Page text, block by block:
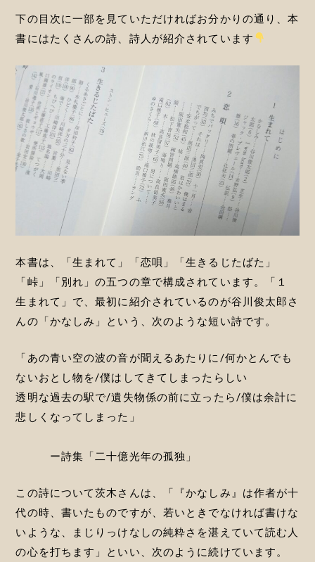
下の目次に一部を見ていただければお分かりの通り、本
書にはたくさんの詩、詩人が紹介されています
本書は、「生まれて」「恋唄」「生きるじたばた」
「峠」「別れ」の五つの章で構成されています。「１
生まれて」で、最初に紹介されているのが谷川俊太郎さ
んの「かなしみ」という、次のような短い詩です。
「あの青い空の波の音が聞えるあたりに/何かとんでも
ないおとし物を/僕はしてきてしまったらしい
透明な過去の駅で/遺失物係の前に立ったら/僕は余計に
悲しくなってしまった」
ー詩集「二十億光年の孤独」
この詩について茨木さんは、「『かなしみ』は作者が十
代の時、書いたものですが、若いときでなければ書けな
いような、まじりっけなしの純粋さを湛えていて読む人
の心を打ちます」といい、次のように続けています。